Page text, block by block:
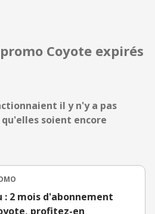
Coyote expirés
il y n'y a pas
soient encore
: 2 mois d'abonnement
profitez-en